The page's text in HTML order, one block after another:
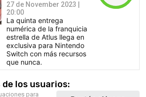
27 de November 2023 |
20:00
La quinta entrega
numérica de la franquicia
estrella de Atlus llega en
exclusiva para Nintendo
Switch con más recursos
que nunca.
los usuarios:
para